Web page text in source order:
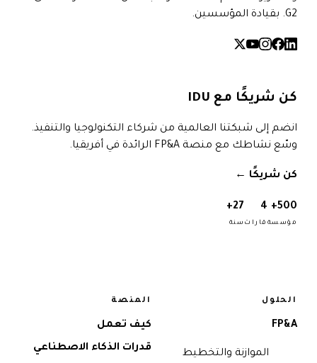
G2. بقيادة المؤسسين.
كن شريكًا مع IDU
انضم إلى شبكتنا العالمية من شركاء التكنولوجيا والتنفيذ.
وسّع نشاطك مع منصة FP&A الرائدة في أفريقيا.
كن شريكًا →
500+
مؤسسة
4
قارات
27+
سنة
الحلول
FP&A
الموازنة والتخطيط
المنصة
كيف تعمل
قدرات الذكاء الاصطناعي